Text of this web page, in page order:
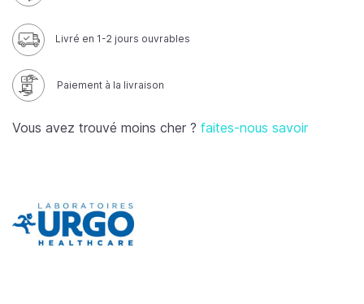
Livré en 1-2 jours ouvrables
Paiement à la livraison
Vous avez trouvé moins cher ? faites-nous savoir